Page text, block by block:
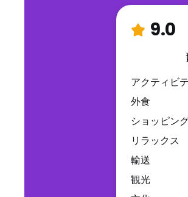
9.0
アクティビ
外食
ショッピン
リラックス
輸送
観光